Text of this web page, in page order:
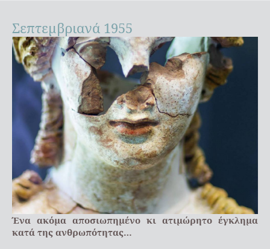
Σεπτεμβριανά 1955
Ένα ακόμα αποσιωπημένο κι ατιμώρητο έγκλημα
κατά της ανθρωπότητας…